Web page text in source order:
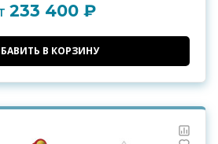
233 400 ₽
В КОРЗИНУ